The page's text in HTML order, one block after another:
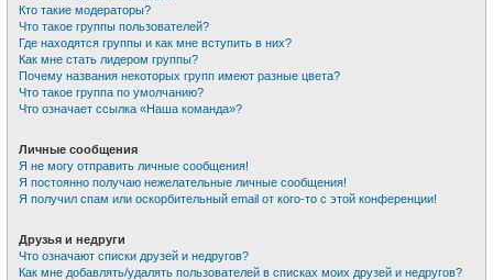
Кто такие модераторы?
Что такое группы пользователей?
Где находятся группы и как мне вступить в них?
Как мне стать лидером группы?
Почему названия некоторых групп имеют разные цвета?
Что такое группа по умолчанию?
Что означает ссылка «Наша команда»?
Личные сообщения
Я не могу отправить личные сообщения!
Я постоянно получаю нежелательные личные сообщения!
Я получил спам или оскорбительный email от кого-то с этой конференции!
Друзья и недруги
Что означают списки друзей и недругов?
Как мне добавлять/удалять пользователей в списках моих друзей и недругов?